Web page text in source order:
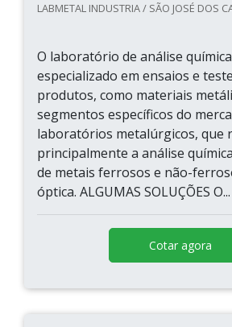
LABMETAL INDUSTRIA / SÃO JOSÉ DOS
O laboratório de análise
especializado em ensaios e
produtos, como materiais
segmentos específicos do
laboratórios metalúrgicos, que
principalmente a análise
de metais ferrosos e não-
óptica. ALGUMAS SOLUÇÕES O...
Cotar agora